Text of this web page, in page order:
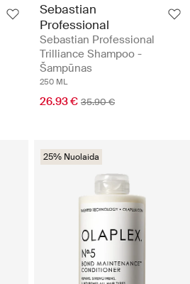
Sebastian
Professional
Sebastian Professional
Trilliance Shampoo -
Šampūnas
250 ML
26.93 € 35.90 €
25% Nuolaida